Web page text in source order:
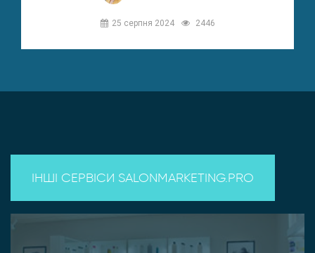
25 серпня 2024 2446
ІНШІ СЕРВІСИ SALONMARKETING.PRO